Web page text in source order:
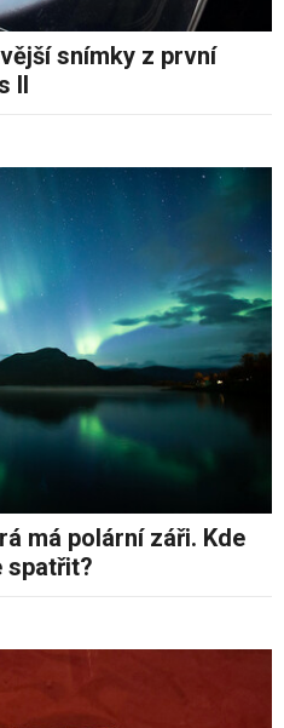
snímky z první
II
má polární záři. Kde
spatřit?